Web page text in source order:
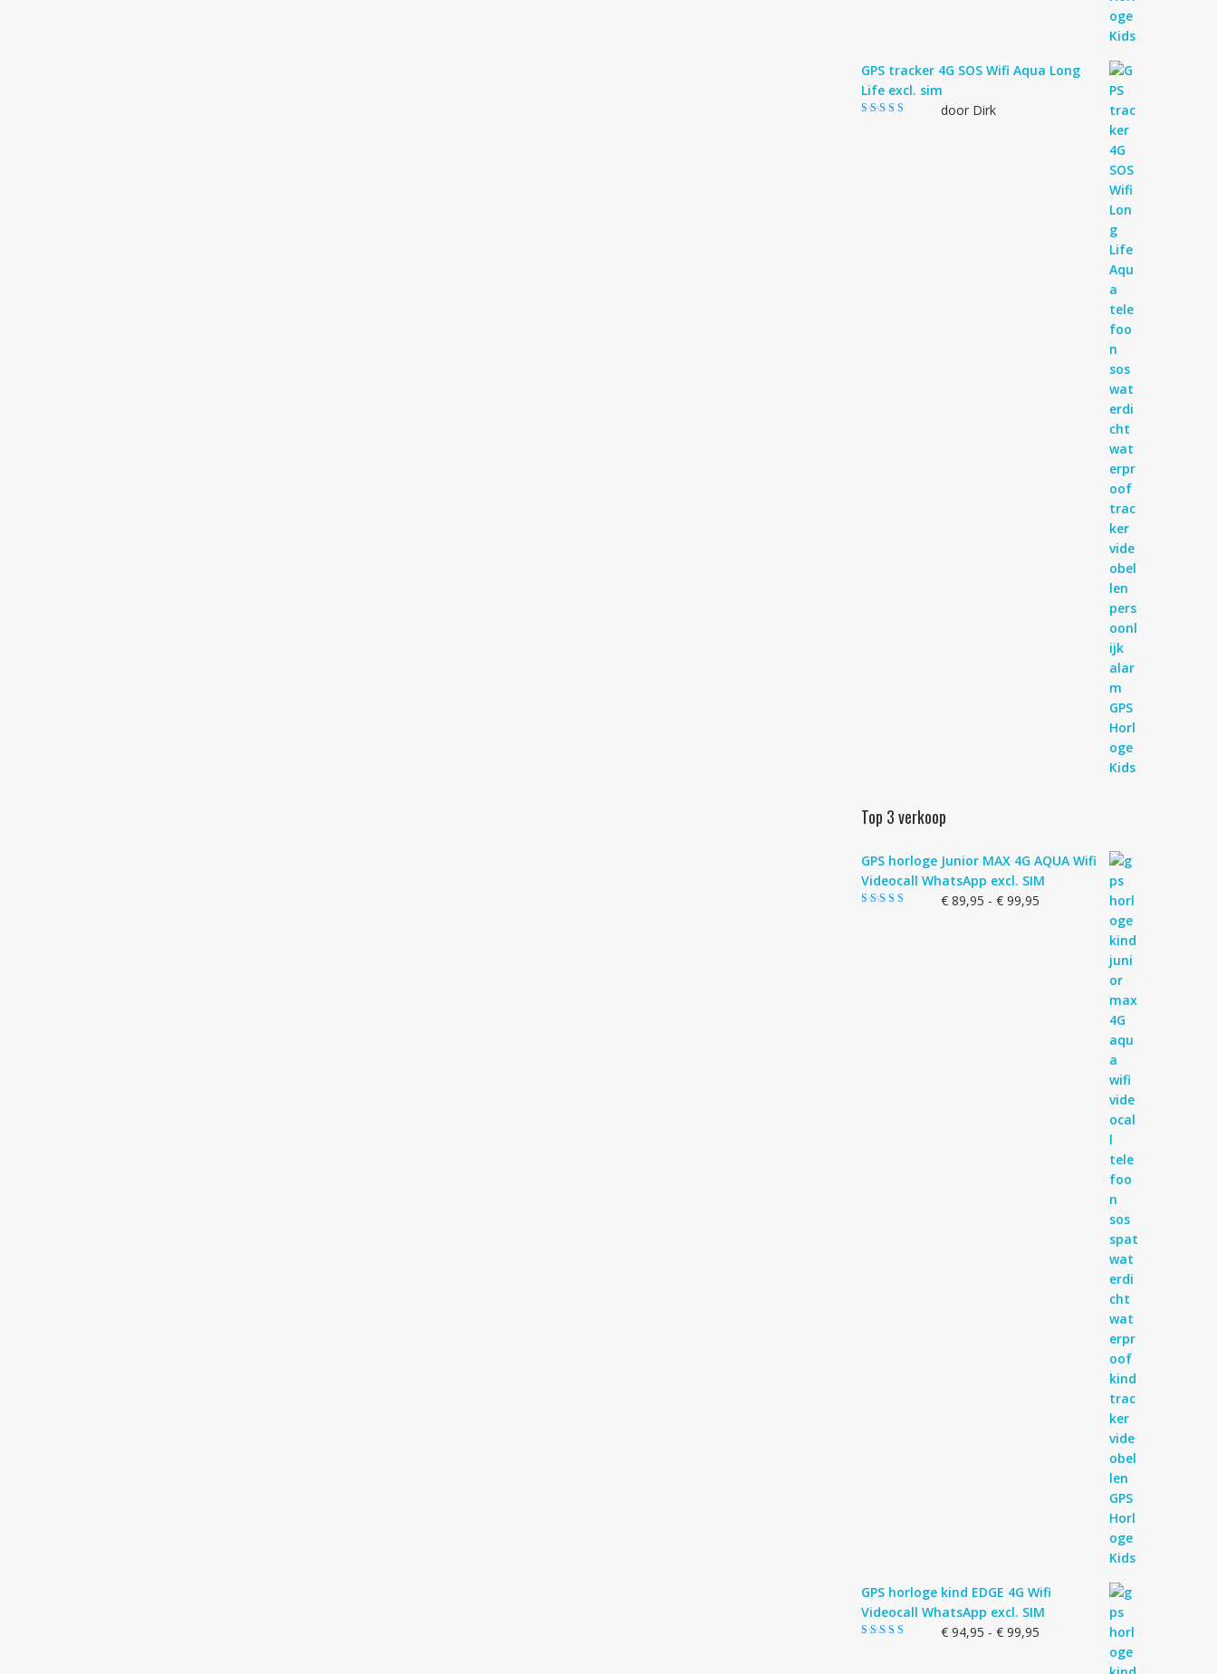
GPS tracker 4G SOS Wifi Aqua Long
Life excl. sim
door Dirk
Top 3 verkoop
GPS horloge Junior MAX 4G AQUA Wifi
Videocall WhatsApp excl. SIM
€ 89,95 - € 99,95
GPS horloge kind EDGE 4G Wifi
Videocall WhatsApp excl. SIM
€ 94,95 - € 99,95